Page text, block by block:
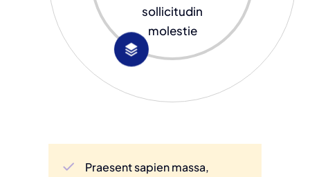
sollicitudin
molestie
Praesent sapien massa,